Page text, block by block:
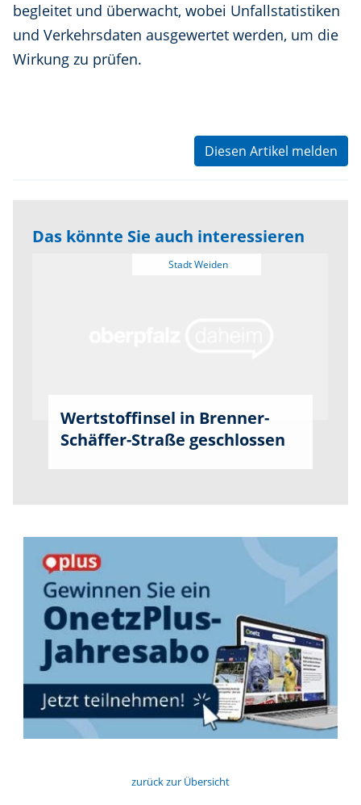
begleitet und überwacht, wobei Unfallstatistiken
und Verkehrsdaten ausgewertet werden, um die
Wirkung zu prüfen.
Diesen Artikel melden
Das könnte Sie auch interessieren
Stadt Weiden
Wertstoffinsel in Brenner-
Schäffer-Straße geschlossen
zurück zur Übersicht